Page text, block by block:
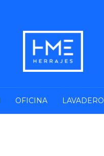
OFICINA LAVADERO